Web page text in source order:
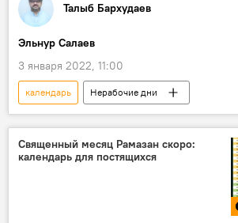
Талыб Бархудаев
Эльнур Салаев
3 января 2022, 11:00
календарь
Нерабочие дни
Инфографика
Праздники
Азербайджан
Священный месяц Рамазан скоро:
календарь для постящихся